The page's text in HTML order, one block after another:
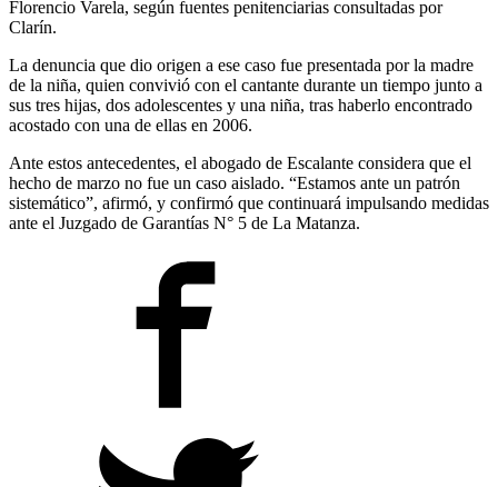
Florencio Varela, según fuentes penitenciarias consultadas por
Clarín.
La denuncia que dio origen a ese caso fue presentada por la madre
de la niña, quien convivió con el cantante durante un tiempo junto a
sus tres hijas, dos adolescentes y una niña, tras haberlo encontrado
acostado con una de ellas en 2006.
Ante estos antecedentes, el abogado de Escalante considera que el
hecho de marzo no fue un caso aislado. “Estamos ante un patrón
sistemático”, afirmó, y confirmó que continuará impulsando medidas
ante el Juzgado de Garantías N° 5 de La Matanza.